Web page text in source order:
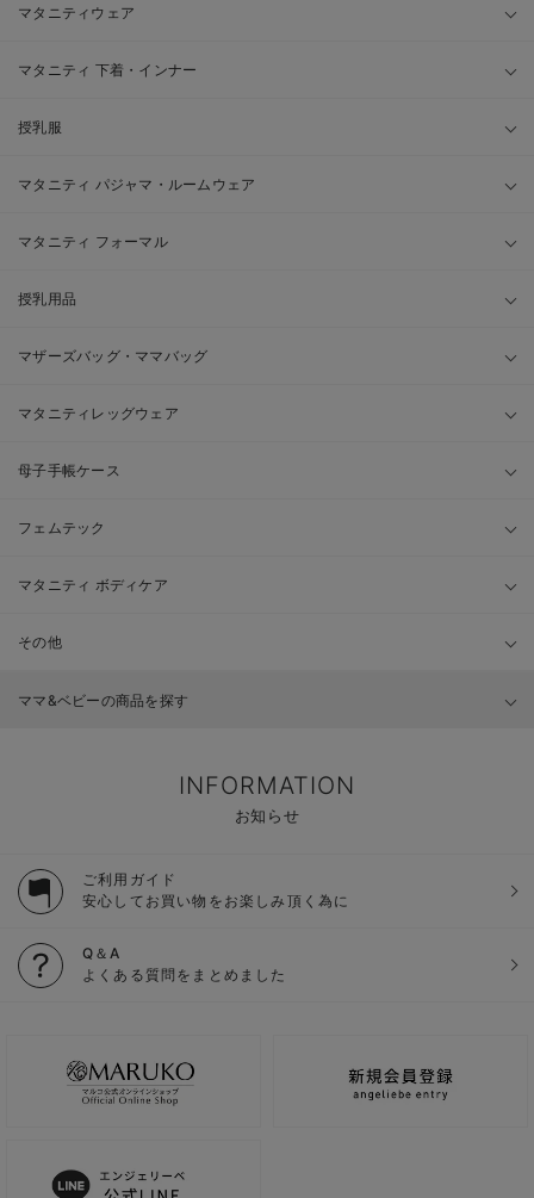
マタニティウェア
マタニティ 下着・インナー
授乳服
マタニティ パジャマ・ルームウェア
マタニティ フォーマル
授乳用品
マザーズバッグ・ママバッグ
マタニティレッグウェア
母子手帳ケース
フェムテック
マタニティ ボディケア
その他
ママ&ベビーの商品を探す
INFORMATION
お知らせ
ご利用ガイド
安心してお買い物をお楽しみ頂く為に
Q＆A
よくある質問をまとめました